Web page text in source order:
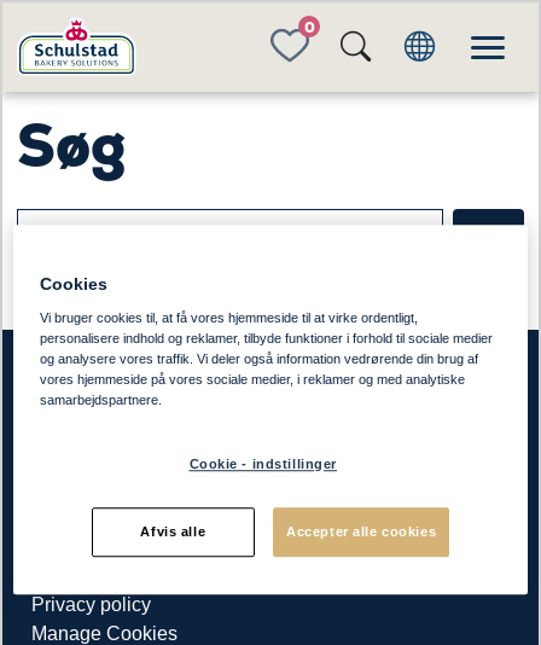
FAVORITES
Søg
Ingen søgehits
Privacy policy
Manage Cookies
Cookies
Vi bruger cookies til, at få vores hjemmeside til at virke ordentligt,
personalisere indhold og reklamer, tilbyde funktioner i forhold til sociale medier
og analysere vores traffik. Vi deler også information vedrørende din brug af
vores hjemmeside på vores sociale medier, i reklamer og med analytiske
samarbejdspartnere.
Cookie - indstillinger
Afvis alle Accepter alle cookies